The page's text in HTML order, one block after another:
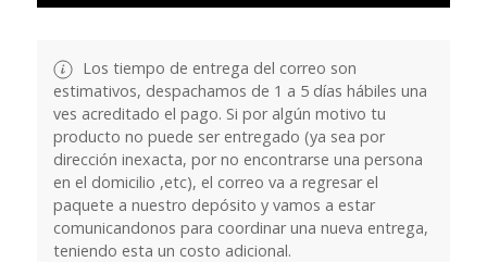
Los tiempo de entrega del correo son
estimativos, despachamos de 1 a 5 días hábiles una
ves acreditado el pago. Si por algún motivo tu
producto no puede ser entregado (ya sea por
dirección inexacta, por no encontrarse una persona
en el domicilio ,etc), el correo va a regresar el
paquete a nuestro depósito y vamos a estar
comunicandonos para coordinar una nueva entrega,
teniendo esta un costo adicional.